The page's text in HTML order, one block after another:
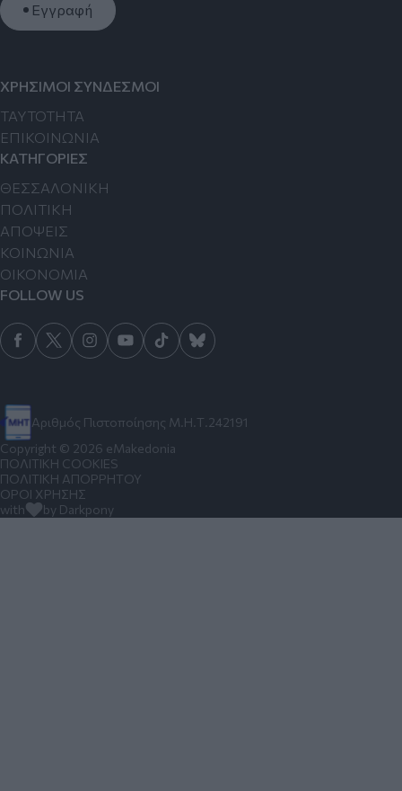
Εγγραφή
Αριθμός Πιστοποίησης Μ.Η.Τ.242191
ΧΡΗΣΙΜΟΙ ΣΥΝΔΕΣΜΟΙ
TAYTOTHTA
ΕΠΙΚΟΙΝΩΝΙΑ
ΚΑΤΗΓΟΡΙΕΣ
ΘΕΣΣΑΛΟΝΙΚΗ
ΠΟΛΙΤΙΚΗ
ΑΠΟΨΕΙΣ
ΚΟΙΝΩΝΙΑ
ΟΙΚΟΝΟΜΙΑ
FOLLOW US
Copyright © 2026 eMakedonia
ΠΟΛΙΤΙΚΗ COOKIES
ΠΟΛΙΤΙΚΗ ΑΠΟΡΡΗΤΟΥ
ΟΡΟΙ ΧΡΗΣΗΣ
with
by Darkpony